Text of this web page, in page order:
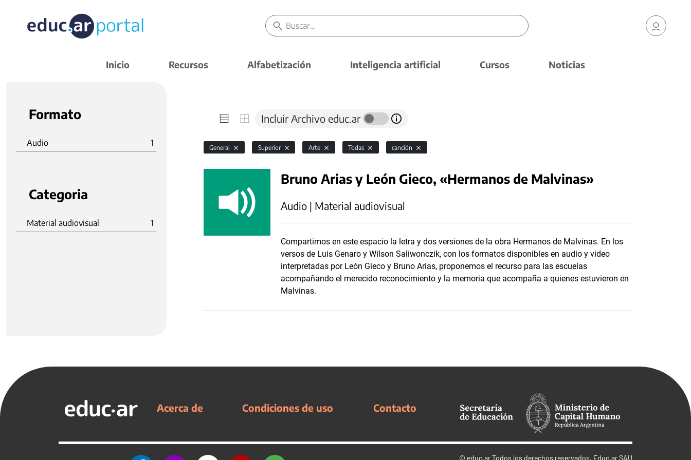
Inicio Recursos Alfabetización Inteligencia artificial Cursos Noticias
Formato
Audio 1
Categoria
Material audiovisual 1
Incluir Archivo educ.ar
General Superior Arte Todas canción
Bruno Arias y León Gieco, «Hermanos de Malvinas»
Audio | Material audiovisual
Compartimos en este espacio la letra y dos versiones de la obra Hermanos de Malvinas. En los
versos de Luis Genaro y Wilson Saliwonczik, con los formatos disponibles en audio y video
interpretadas por León Gieco y Bruno Arias, proponemos el recurso para las escuelas
acompañando el merecido reconocimiento y la memoria que acompaña a quienes estuvieron en
Malvinas.
Acerca de Condiciones de uso Contacto
© educ.arTodos los derechos reservados. Educ.ar SAU